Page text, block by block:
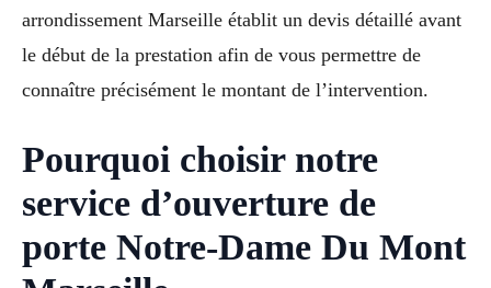
arrondissement Marseille établit un devis détaillé avant
le début de la prestation afin de vous permettre de
connaître précisément le montant de l’intervention.
Pourquoi choisir notre
service d’ouverture de
porte Notre-Dame Du Mont